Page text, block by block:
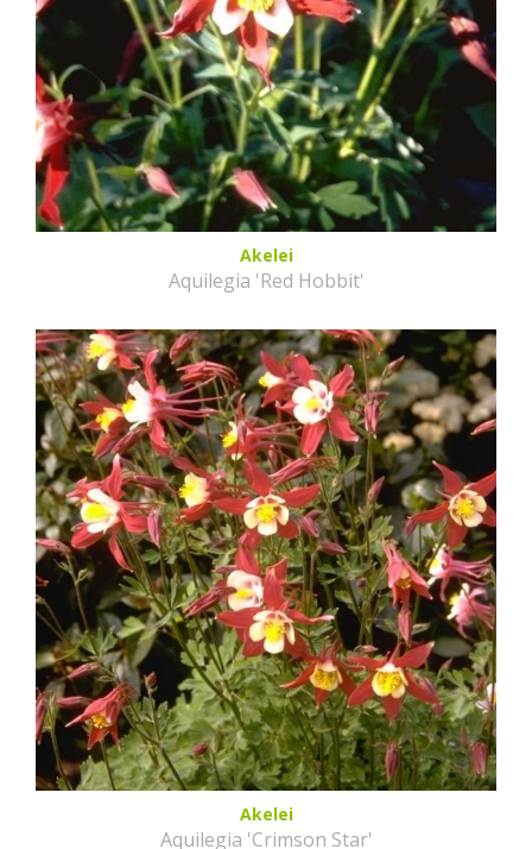
Akelei
Aquilegia 'Red Hobbit'
Akelei
Aquilegia 'Crimson Star'